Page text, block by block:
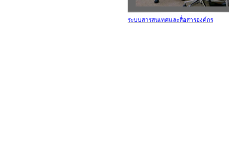
ระบบสารสนเทศและสื่อสารองค์กร